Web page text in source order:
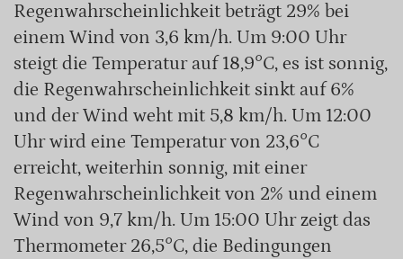
Regenwahrscheinlichkeit beträgt 29% bei
einem Wind von 3,6 km/h. Um 9:00 Uhr
steigt die Temperatur auf 18,9°C, es ist sonnig,
die Regenwahrscheinlichkeit sinkt auf 6%
und der Wind weht mit 5,8 km/h. Um 12:00
Uhr wird eine Temperatur von 23,6°C
erreicht, weiterhin sonnig, mit einer
Regenwahrscheinlichkeit von 2% und einem
Wind von 9,7 km/h. Um 15:00 Uhr zeigt das
Thermometer 26,5°C, die Bedingungen